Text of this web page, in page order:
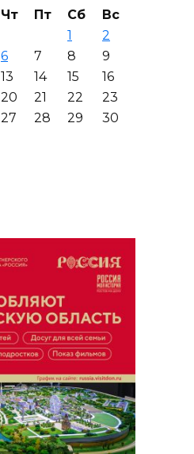
Чт Пт Сб
Вс
1
2
6 7 8
9
13 14 15
16
20 21 22
23
27 28 29
30